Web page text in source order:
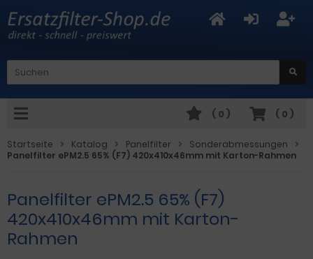
( 0 )
( 0 )
Startseite Katalog Panelfilter
Sonderabmessungen
Panelfilter ePM2.5 65% (F7) 420x410x46mm mit Karton-Rahmen
Panelfilter ePM2.5 65% (F7)
420x410x46mm mit Karton-
Rahmen